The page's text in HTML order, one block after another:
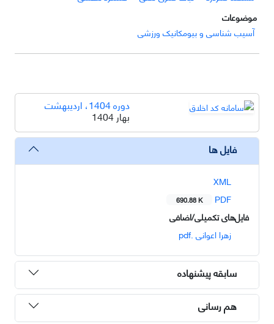
موضوعات
آسیب شناسی و بیومکانیک ورزشی
دوره 1404، اردیبهشت
بهار 1404
فایل ها
XML
PDF
690.88 K
فایل‌های تکمیلی/اضافی
زهرا اعوانی .pdf
سابقه پیشنهاده
هم رسانی